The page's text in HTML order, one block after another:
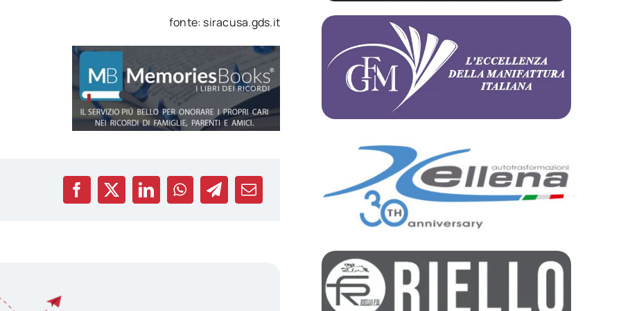
fonte: siracusa.gds.it